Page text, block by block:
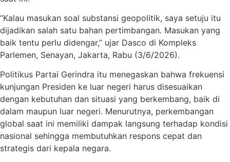
“Kalau masukan soal substansi geopolitik, saya setuju itu
dijadikan salah satu bahan pertimbangan. Masukan yang
baik tentu perlu didengar,” ujar Dasco di Kompleks
Parlemen, Senayan, Jakarta, Rabu (3/6/2026).
Politikus Partai Gerindra itu menegaskan bahwa frekuensi
kunjungan Presiden ke luar negeri harus disesuaikan
dengan kebutuhan dan situasi yang berkembang, baik di
dalam maupun luar negeri. Menurutnya, perkembangan
global saat ini memiliki dampak langsung terhadap kondisi
nasional sehingga membutuhkan respons cepat dan
strategis dari kepala negara.